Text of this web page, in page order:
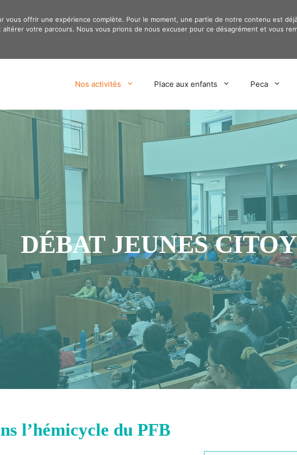
vous offrir une expérience complète. Pour le moment, une partie de notre contenu est
votre parcours. Nous vous prions de nous excuser pour ce désagrément et vous
Nos activités Place aux enfants Peca
DÉBAT JEUNES
l’hémicycle du PFB